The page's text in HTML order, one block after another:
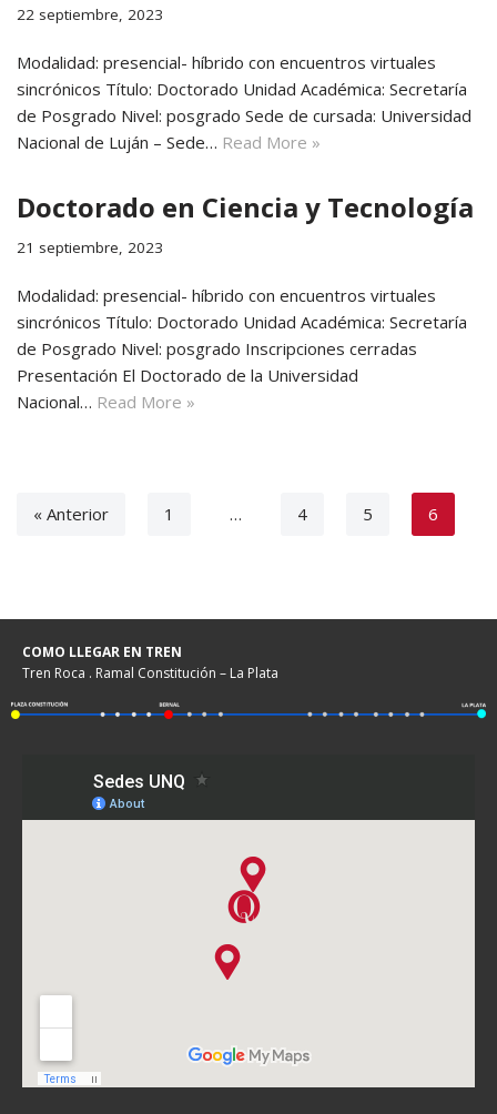
22 septiembre, 2023
Modalidad: presencial- híbrido con encuentros virtuales
sincrónicos Título: Doctorado Unidad Académica: Secretaría
de Posgrado Nivel: posgrado Sede de cursada: Universidad
Nacional de Luján – Sede… Read More »
Doctorado en Ciencia y Tecnología
21 septiembre, 2023
Modalidad: presencial- híbrido con encuentros virtuales
sincrónicos Título: Doctorado Unidad Académica: Secretaría
de Posgrado Nivel: posgrado Inscripciones cerradas
Presentación El Doctorado de la Universidad
Nacional… Read More »
« Anterior 1 … 4 5 6
COMO LLEGAR EN TREN
Tren Roca . Ramal Constitución – La Plata